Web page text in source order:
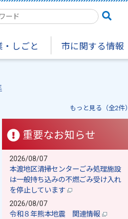
・しごと 市に関する情報
もっと見る（全2件）
重要なお知らせ
2026/08/07
本渡地区清掃センターごみ処理施設
は一般持ち込みの不燃ごみ受け入れ
を停止しています
2026/08/07
令和８年熊本地震 関連情報